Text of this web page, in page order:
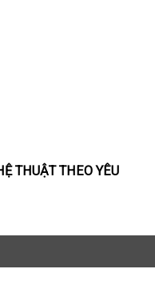
THUẬT THEO YÊU